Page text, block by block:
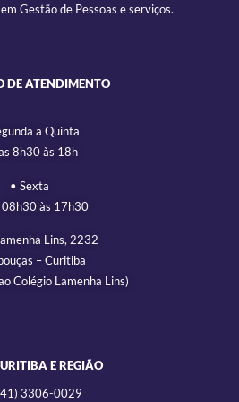
Gestão de Pessoas e serviços.
DE ATENDIMENTO
a Quinta
8h30 às 18h
• Sexta
às 17h30
Lins, 2232
– Curitiba
Colégio Lamenha Lins)
E REGIÃO
3306-0029